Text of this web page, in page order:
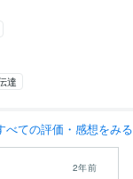
達
べての評価・感想をみる
2年前